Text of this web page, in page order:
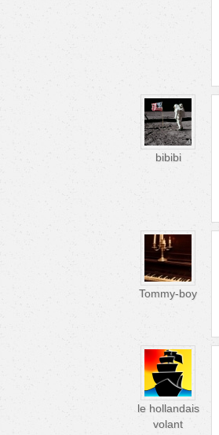
bibibi
Tommy-boy
le hollandais
volant